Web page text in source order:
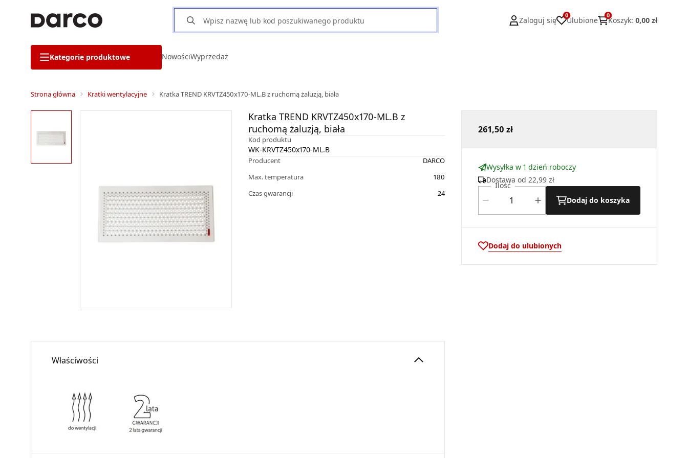
Zaloguj się
0
Ulubione
0
Koszyk: 0,00 zł
Kategorie produktowe NowościWyprzedaż
Strona główna Kratki wentylacyjne Kratka TREND KRVTZ450x170-ML.B z ruchomą żaluzją, biała
Kratka TREND KRVTZ450x170-ML.B z
ruchomą żaluzją, biała
Kod produktu
WK-KRVTZ450x170-ML.B
Producent
DARCO
Max. temperatura
180
Czas gwarancji
24
261,50 zł
Wysyłka w 1 dzień roboczy
Dostawa od 22,99 zł
Ilość
Dodaj do koszyka
Dodaj do ulubionych
Właściwości